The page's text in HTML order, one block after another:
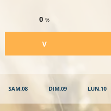
0%
​V
SAM.08 DIM.09 LUN.10